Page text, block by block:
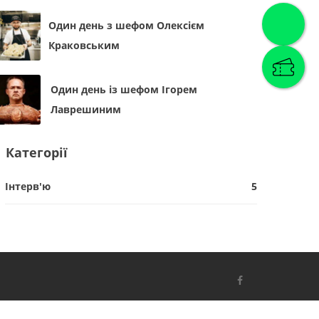
Один день з шефом Олексієм
Краковським
Один день із шефом Ігорем
Лаврешиним
Категорії
Інтерв'ю 5